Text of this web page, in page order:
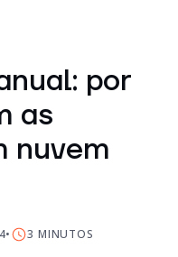
por
as
nuvem
3 MINUTOS